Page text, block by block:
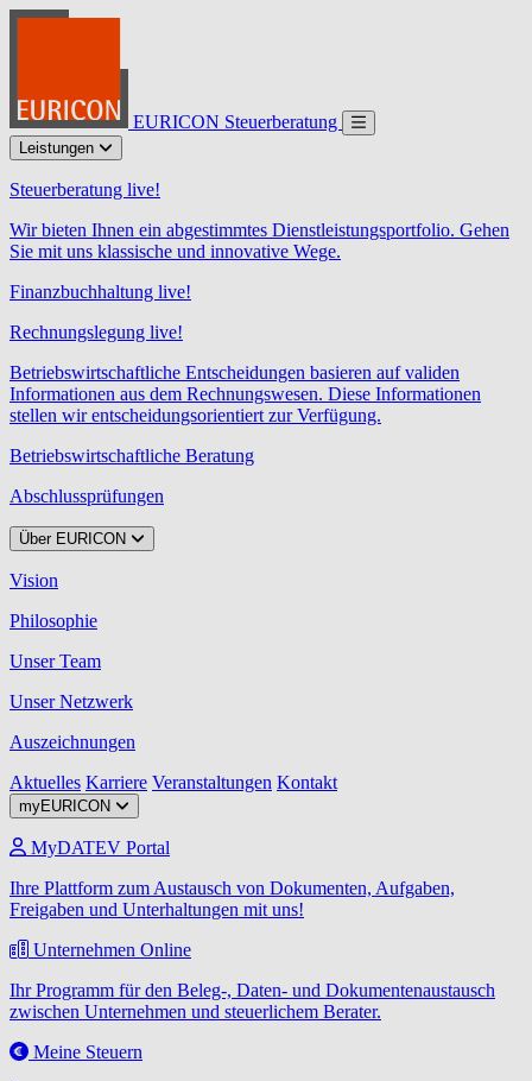
EURICON Steuerberatung
Leistungen
Steuerberatung live!
Wir bieten Ihnen ein abgestimmtes Dienstleistungsportfolio. Gehen
Sie mit uns klassische und innovative Wege.
Finanzbuchhaltung live!
Rechnungslegung live!
Betriebswirtschaftliche Entscheidungen basieren auf validen
Informationen aus dem Rechnungswesen. Diese Informationen
stellen wir entscheidungsorientiert zur Verfügung.
Betriebswirtschaftliche Beratung
Abschlussprüfungen
Über EURICON
Vision
Philosophie
Unser Team
Unser Netzwerk
Auszeichnungen
Aktuelles Karriere Veranstaltungen Kontakt
myEURICON
MyDATEV Portal
Ihre Plattform zum Austausch von Dokumenten, Aufgaben,
Freigaben und Unterhaltungen mit uns!
Unternehmen Online
Ihr Programm für den Beleg-, Daten- und Dokumentenaustausch
zwischen Unternehmen und steuerlichem Berater.
Meine Steuern